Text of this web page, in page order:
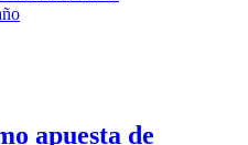
apuesta de